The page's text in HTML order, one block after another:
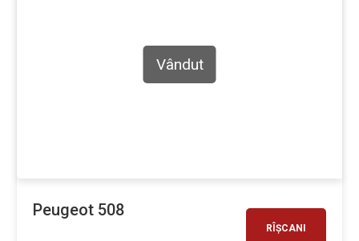
RÎȘCANI
Vândut
Peugeot 508